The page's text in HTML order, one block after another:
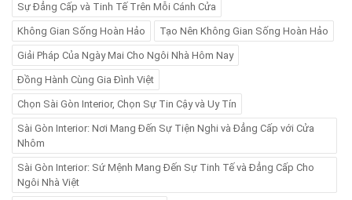
Sự Đẳng Cấp và Tinh Tế Trên Mỗi Cánh Cửa
Không Gian Sống Hoàn Hảo Tạo Nên Không Gian Sống Hoàn Hảo
Giải Pháp Của Ngày Mai Cho Ngôi Nhà Hôm Nay
Đồng Hành Cùng Gia Đình Việt
Chọn Sài Gòn Interior, Chọn Sự Tin Cậy và Uy Tín
Sài Gòn Interior: Nơi Mang Đến Sự Tiện Nghi và Đẳng Cấp với Cửa
Nhôm
Sài Gòn Interior: Sứ Mệnh Mang Đến Sự Tinh Tế và Đẳng Cấp Cho
Ngôi Nhà Việt